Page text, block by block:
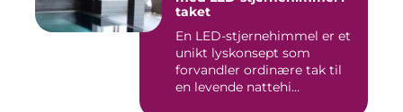
taket
En LED-stjernehimmel er et
unikt lyskonsept som
forvandler ordinære tak til
en levende nattehi...